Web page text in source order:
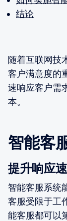
结论
随着互联网技
客户满意度的
速响应客户需
本。
智能客
提升响应
智能客服系统
客服受限于工
能客服都可以